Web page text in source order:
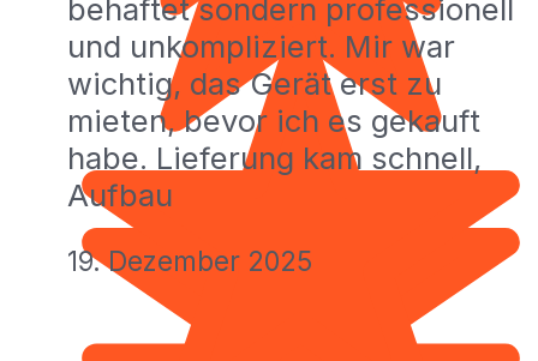
behaftet sondern professionell
und unkompliziert. Mir war
wichtig, das Gerät erst zu
mieten, bevor ich es gekauft
habe. Lieferung kam schnell,
Aufbau
19. Dezember 2025